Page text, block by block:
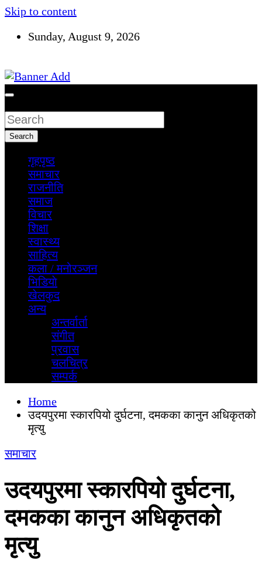
Skip to content
Sunday, August 9, 2026
सूचना तपाईंकाे अधिकार
Search
गृहपृष्ठ
समाचार
राजनीति
समाज
विचार
शिक्षा
स्वास्थ्य
साहित्य
कला / मनोरञ्जन
भिडियाे
खेलकुद
अन्य
अन्तर्वार्ता
स‌ंगीत
प्रवास
चलचित्र
सम्पर्क
Home
उदयपुरमा स्कारपियो दुर्घटना, दमकका कानुन अधिकृतको
मृत्यु
समाचार
उदयपुरमा स्कारपियो दुर्घटना,
दमकका कानुन अधिकृतको
मृत्यु